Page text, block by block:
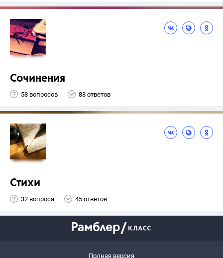
Сочинения
58 вопросов 88 ответов
Стихи
32 вопроса 45 ответов
Полная версия